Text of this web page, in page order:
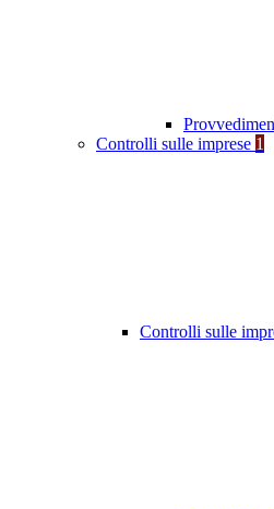
Controlli sulle imprese 1
Controlli sulle